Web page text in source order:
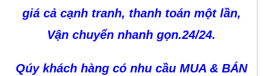
giá cả cạnh tranh, thanh toán một lần,
Vận chuyển nhanh gọn.24/24.
Qúy khách hàng có nhu cầu MUA & BÁN